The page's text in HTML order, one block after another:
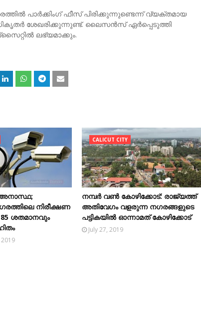
പാര്‍ക്കിംഗ്‌ ഫീസ്‌ പിരിക്കുന്നുണ്ടെന്ന്‌ വ്യക്‌തമായ
ശേഖരിക്കുന്നുണ്ട്‌. ലൈസന്‍സ്‌ ഏര്‍പ്പെടുത്തി
ലഭ്യമാക്കും.
അനാസ്ഥ;
നിരീക്ഷണ
ശതമാനവും
CALICUT CITY
നമ്പർ വൺ കോഴിക്കോട്: രാജ്യത്ത്
അതിവേഗം വളരുന്ന നഗരങ്ങളുടെ
പട്ടികയില്‍ ഓന്നാമത് കോഴിക്കോട്
July 27, 2019